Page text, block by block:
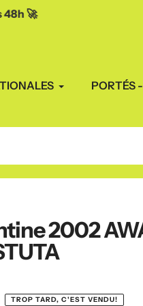
PORTÉS
2002
TROP TARD, C'EST VENDU!